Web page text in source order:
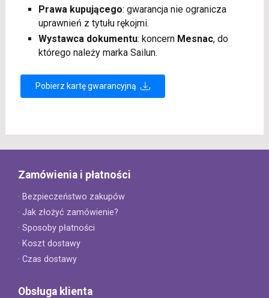
Prawa kupującego: gwarancja nie ogranicza
uprawnień z tytułu rękojmi.
Wystawca dokumentu: koncern Mesnac, do
którego należy marka Sailun.
Pobierz kartę gwarancyjną
Zamówienia i płatności
· Bezpieczeństwo zakupów
· Jak złożyć zamówienie?
· Sposoby płatności
· Koszt dostawy
· Czas dostawy
Obsługa klienta